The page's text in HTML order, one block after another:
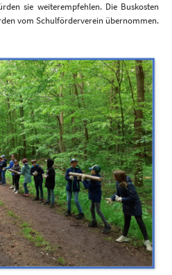
sie weiterempfehlen. Die Buskosten
vom Schulförderverein übernommen.